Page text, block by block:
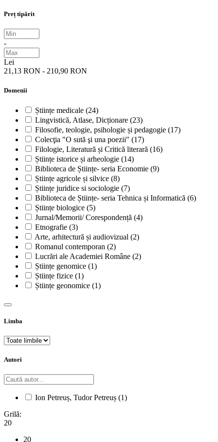
Preț tipărit
-
Lei
21,13 RON - 210,90 RON
Domenii
Științe medicale (24)
Lingvistică, Atlase, Dicționare (23)
Filosofie, teologie, psihologie și pedagogie (17)
Colecţia "O sută şi una poezii" (17)
Filologie, Literatură și Critică literară (16)
Științe istorice și arheologie (14)
Biblioteca de Științe- seria Economie (9)
Științe agricole și silvice (8)
Științe juridice si sociologie (7)
Biblioteca de Științe- seria Tehnica și Informatică (6)
Științe biologice (5)
Jurnal/Memorii/ Corespondență (4)
Etnografie (3)
Arte, arhitectură și audiovizual (2)
Romanul contemporan (2)
Lucrări ale Academiei Române (2)
Științe genomice (1)
Științe fizice (1)
Științe geonomice (1)
Limba
Autori
Ion Petreuș, Tudor Petreuș (1)
Grilă:
20
20